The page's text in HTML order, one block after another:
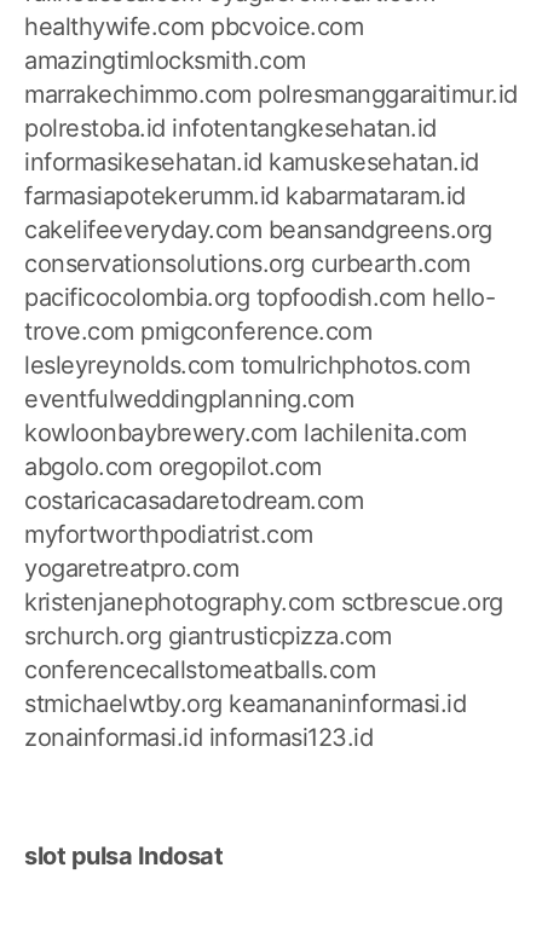
healthywife.com pbcvoice.com
amazingtimlocksmith.com
marrakechimmo.com polresmanggaraitimur.id
polrestoba.id infotentangkesehatan.id
informasikesehatan.id kamuskesehatan.id
farmasiapotekerumm.id kabarmataram.id
cakelifeeveryday.com beansandgreens.org
conservationsolutions.org curbearth.com
pacificocolombia.org topfoodish.com hello-
trove.com pmigconference.com
lesleyreynolds.com tomulrichphotos.com
eventfulweddingplanning.com
kowloonbaybrewery.com lachilenita.com
abgolo.com oregopilot.com
costaricacasadaretodream.com
myfortworthpodiatrist.com
yogaretreatpro.com
kristenjanephotography.com sctbrescue.org
srchurch.org giantrusticpizza.com
conferencecallstomeatballs.com
stmichaelwtby.org keamananinformasi.id
zonainformasi.id informasi123.id
slot pulsa Indosat